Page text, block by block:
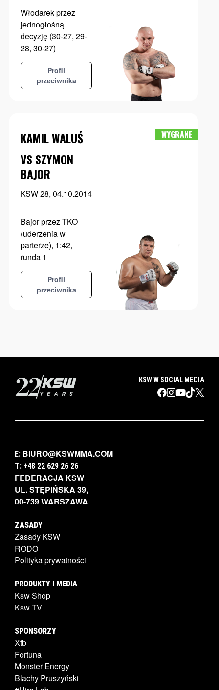
Włodarek przez
jednogłośną
decyzję (30-27, 29-
28, 30-27)
Profil
przeciwnika
KAMIL WALUŚ
VS SZYMON
BAJOR
KSW 28, 04.10.2014
Bajor przez TKO
(uderzenia w
parterze), 1:42,
runda 1
Profil
przeciwnika
WYGRANE
KSW W SOCIAL MEDIA
E: BIURO@KSWMMA.COM
T: +48 22 629 26 26
FEDERACJA KSW
UL. STĘPIŃSKA 39,
00-739 WARSZAWA
ZASADY
Zasady KSW
RODO
Polityka prywatności
PRODUKTY I MEDIA
Ksw Shop
Ksw TV
SPONSORZY
Xtb
Fortuna
Monster Energy
Blachy Pruszyński